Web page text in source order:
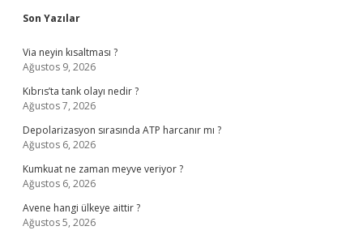
Sidebar
Son Yazılar
Via neyin kısaltması ?
Ağustos 9, 2026
Kıbrıs’ta tank olayı nedir ?
Ağustos 7, 2026
Depolarizasyon sırasında ATP harcanır mı ?
Ağustos 6, 2026
Kumkuat ne zaman meyve veriyor ?
Ağustos 6, 2026
Avene hangi ülkeye aittir ?
Ağustos 5, 2026